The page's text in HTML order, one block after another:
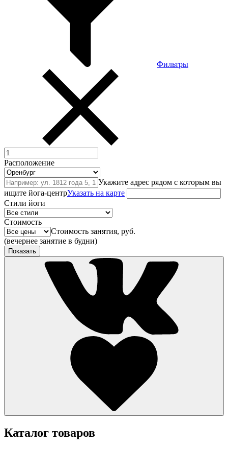
Фильтры
Расположение
Укажите адрес рядом с которым вы
ищите йога-центрУказать на карте
Стили йоги
Стоимость
Стоимость занятия, руб.
(вечернее занятие в будни)
Показать
Каталог товаров